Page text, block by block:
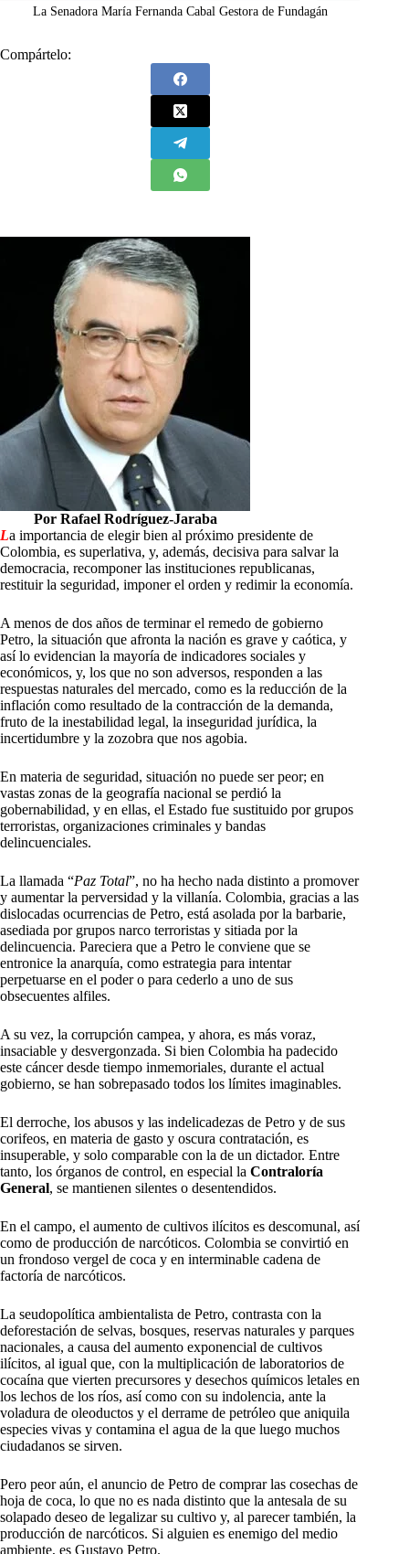
La Senadora María Fernanda Cabal Gestora de Fundagán
Compártelo:
Por Rafael Rodríguez-Jaraba
La importancia de elegir bien al próximo presidente de
Colombia, es superlativa, y, además, decisiva para salvar la
democracia, recomponer las instituciones republicanas,
restituir la seguridad, imponer el orden y redimir la economía.
A menos de dos años de terminar el remedo de gobierno
Petro, la situación que afronta la nación es grave y caótica, y
así lo evidencian la mayoría de indicadores sociales y
económicos, y, los que no son adversos, responden a las
respuestas naturales del mercado, como es la reducción de la
inflación como resultado de la contracción de la demanda,
fruto de la inestabilidad legal, la inseguridad jurídica, la
incertidumbre y la zozobra que nos agobia.
En materia de seguridad, situación no puede ser peor; en
vastas zonas de la geografía nacional se perdió la
gobernabilidad, y en ellas, el Estado fue sustituido por grupos
terroristas, organizaciones criminales y bandas
delincuenciales.
La llamada “Paz Total”, no ha hecho nada distinto a promover
y aumentar la perversidad y la villanía. Colombia, gracias a las
dislocadas ocurrencias de Petro, está asolada por la barbarie,
asediada por grupos narco terroristas y sitiada por la
delincuencia. Pareciera que a Petro le conviene que se
entronice la anarquía, como estrategia para intentar
perpetuarse en el poder o para cederlo a uno de sus
obsecuentes alfiles.
A su vez, la corrupción campea, y ahora, es más voraz,
insaciable y desvergonzada. Si bien Colombia ha padecido
este cáncer desde tiempo inmemoriales, durante el actual
gobierno, se han sobrepasado todos los límites imaginables.
El derroche, los abusos y las indelicadezas de Petro y de sus
corifeos, en materia de gasto y oscura contratación, es
insuperable, y solo comparable con la de un dictador. Entre
tanto, los órganos de control, en especial la Contraloría
General, se mantienen silentes o desentendidos.
En el campo, el aumento de cultivos ilícitos es descomunal, así
como de producción de narcóticos. Colombia se convirtió en
un frondoso vergel de coca y en interminable cadena de
factoría de narcóticos.
La seudopolítica ambientalista de Petro, contrasta con la
deforestación de selvas, bosques, reservas naturales y parques
nacionales, a causa del aumento exponencial de cultivos
ilícitos, al igual que, con la multiplicación de laboratorios de
cocaína que vierten precursores y desechos químicos letales en
los lechos de los ríos, así como con su indolencia, ante la
voladura de oleoductos y el derrame de petróleo que aniquila
especies vivas y contamina el agua de la que luego muchos
ciudadanos se sirven.
Pero peor aún, el anuncio de Petro de comprar las cosechas de
hoja de coca, lo que no es nada distinto que la antesala de su
solapado deseo de legalizar su cultivo y, al parecer también, la
producción de narcóticos. Si alguien es enemigo del medio
ambiente, es Gustavo Petro.